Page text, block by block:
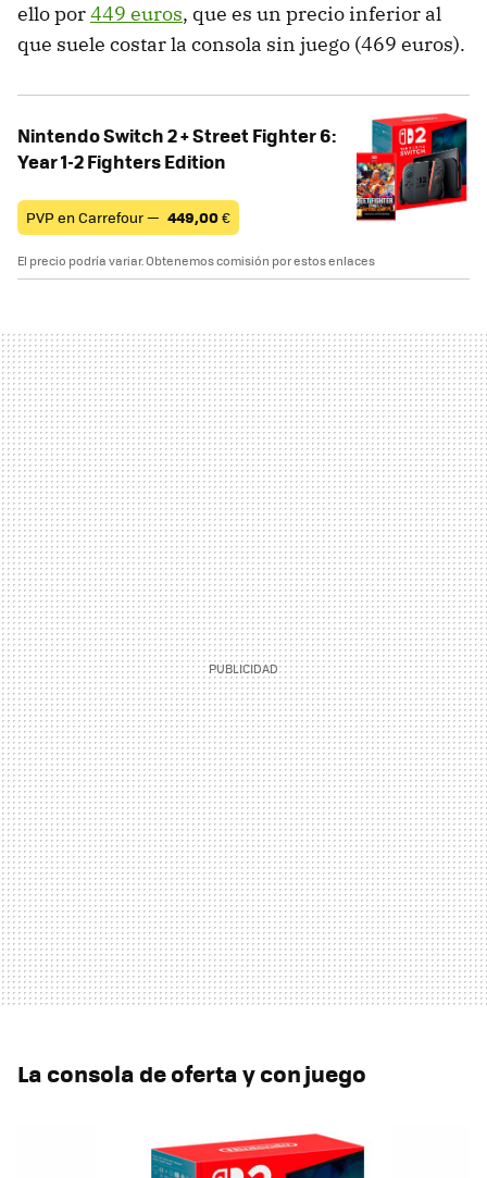
ello por449 euros, que es un precio inferior al
que suele costar la consola sin juego (469 euros).
Nintendo Switch 2 + Street Fighter 6:
Year 1-2 Fighters Edition
PVP en Carrefour — 449,00€
El precio podría variar. Obtenemos comisión por estos enlaces
La consola de oferta y con juego